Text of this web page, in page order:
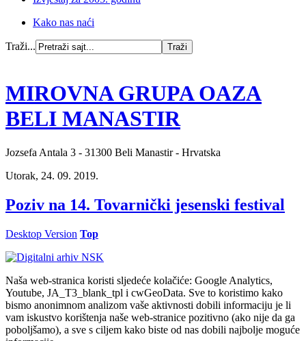
Kako nas naći
Traži...
MIROVNA GRUPA OAZA
BELI MANASTIR
Jozsefa Antala 3 - 31300 Beli Manastir - Hrvatska
Utorak, 24. 09. 2019.
Poziv na 14. Tovarnički jesenski festival
Desktop Version Top
Naša web-stranica koristi sljedeće kolačiće: Google Analytics,
Youtube, JA_T3_blank_tpl i cwGeoData. Sve to koristimo kako
bismo anonimnom analizom vaše aktivnosti dobili informaciju je li
vam iskustvo korištenja naše web-stranice pozitivno (ako nije da ga
poboljšamo), a sve s ciljem kako biste od nas dobili najbolje moguće